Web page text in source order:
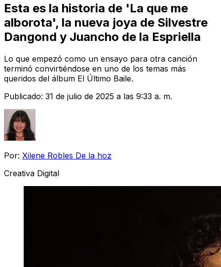
Esta es la historia de 'La que me
alborota', la nueva joya de Silvestre
Dangond y Juancho de la Espriella
Lo que empezó como un ensayo para otra canción
terminó convirtiéndose en uno de los temas más
queridos del álbum El Último Baile.
Publicado: 31 de julio de 2025 a las 9:33 a. m.
Por: Xilene Robles De la hoz
Creativa Digital